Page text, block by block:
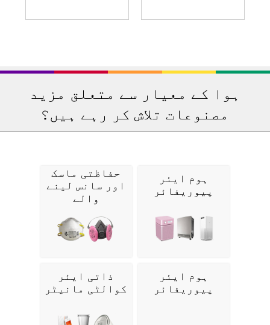
ہوا کے معیار سے متعلق مزید
مصنوعات تلاش کر رہے ہیں؟
ہوم ایئر
پیوریفائر
حفاظتی ماسک
اور سانس لینے
والے
ہوم ایئر
پیوریفائر
ذاتی ایئر
کوالٹی مانیٹر